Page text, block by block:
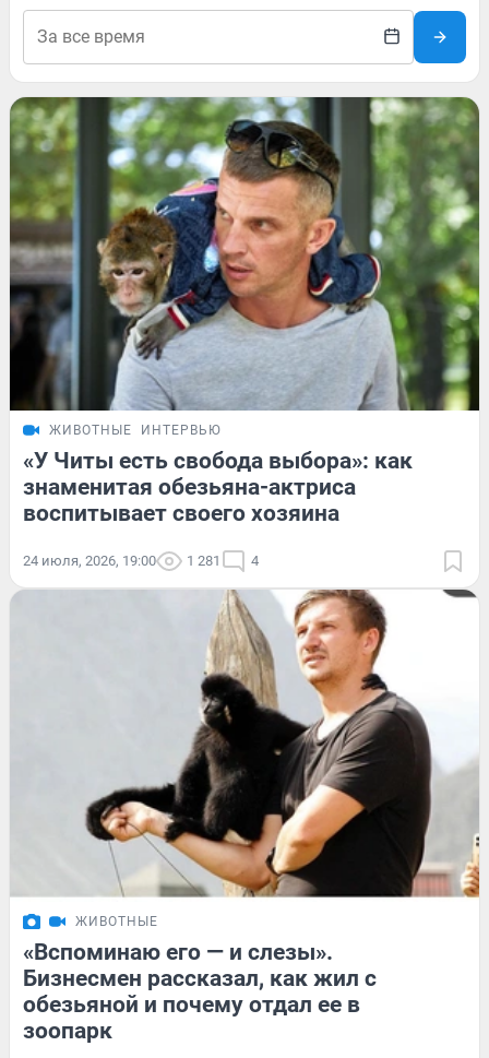
ЖИВОТНЫЕ ИНТЕРВЬЮ
«У Читы есть свобода выбора»: как
знаменитая обезьяна-актриса
воспитывает своего хозяина
24 июля, 2026, 19:00 1 281 4
ЖИВОТНЫЕ
«Вспоминаю его — и слезы».
Бизнесмен рассказал, как жил с
обезьяной и почему отдал ее в
зоопарк